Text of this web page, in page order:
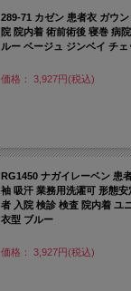
289-71 カゼン 患者衣 ガウ
院 院内着 術前術後 寝巻 病
ルー ベージュ ジンベイ チェ
価格： 3,927円(税込)
RG1450 ナガイレーベン 患
袖 吸汗 業務用洗濯可 形態
者 入院 検診 検査 院内着 ユ
衣型 ブルー
価格： 3,927円(税込)